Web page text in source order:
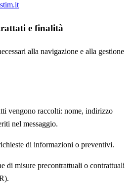
e finalità
alla navigazione e alla gestione
vengono raccolti: nome, indirizzo
nel messaggio.
di informazioni o preventivi.
di misure precontrattuali o contrattuali